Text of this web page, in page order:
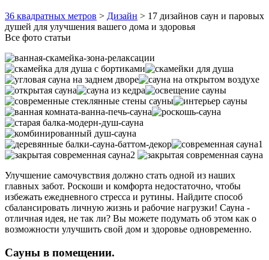
36 квадратных метров > Дизайн > 17 дизайнов саун и паровых
душей для улучшения вашего дома и здоровья
Все фото статьи
Улучшение самочувствия должно стать одной из наших
главных забот. Роскоши и комфорта недостаточно, чтобы
избежать ежедневного стресса и рутины. Найдите способ
сбалансировать личную жизнь и рабочие нагрузки! Сауна -
отличная идея, не так ли? Вы можете подумать об этом как о
возможности улучшить свой дом и здоровье одновременно.
Сауны в помещении.